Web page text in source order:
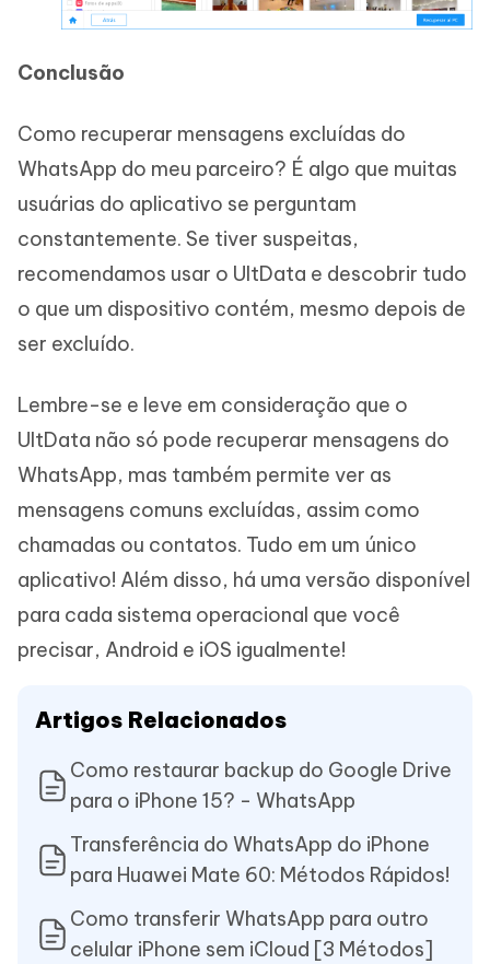
Conclusão
Como recuperar mensagens excluídas do
WhatsApp do meu parceiro? É algo que muitas
usuárias do aplicativo se perguntam
constantemente. Se tiver suspeitas,
recomendamos usar o UltData e descobrir tudo
o que um dispositivo contém, mesmo depois de
ser excluído.
Lembre-se e leve em consideração que o
UltData não só pode recuperar mensagens do
WhatsApp, mas também permite ver as
mensagens comuns excluídas, assim como
chamadas ou contatos. Tudo em um único
aplicativo! Além disso, há uma versão disponível
para cada sistema operacional que você
precisar, Android e iOS igualmente!
Artigos Relacionados
Como restaurar backup do Google Drive
para o iPhone 15? - WhatsApp
Transferência do WhatsApp do iPhone
para Huawei Mate 60: Métodos Rápidos!
Como transferir WhatsApp para outro
celular iPhone sem iCloud [3 Métodos]